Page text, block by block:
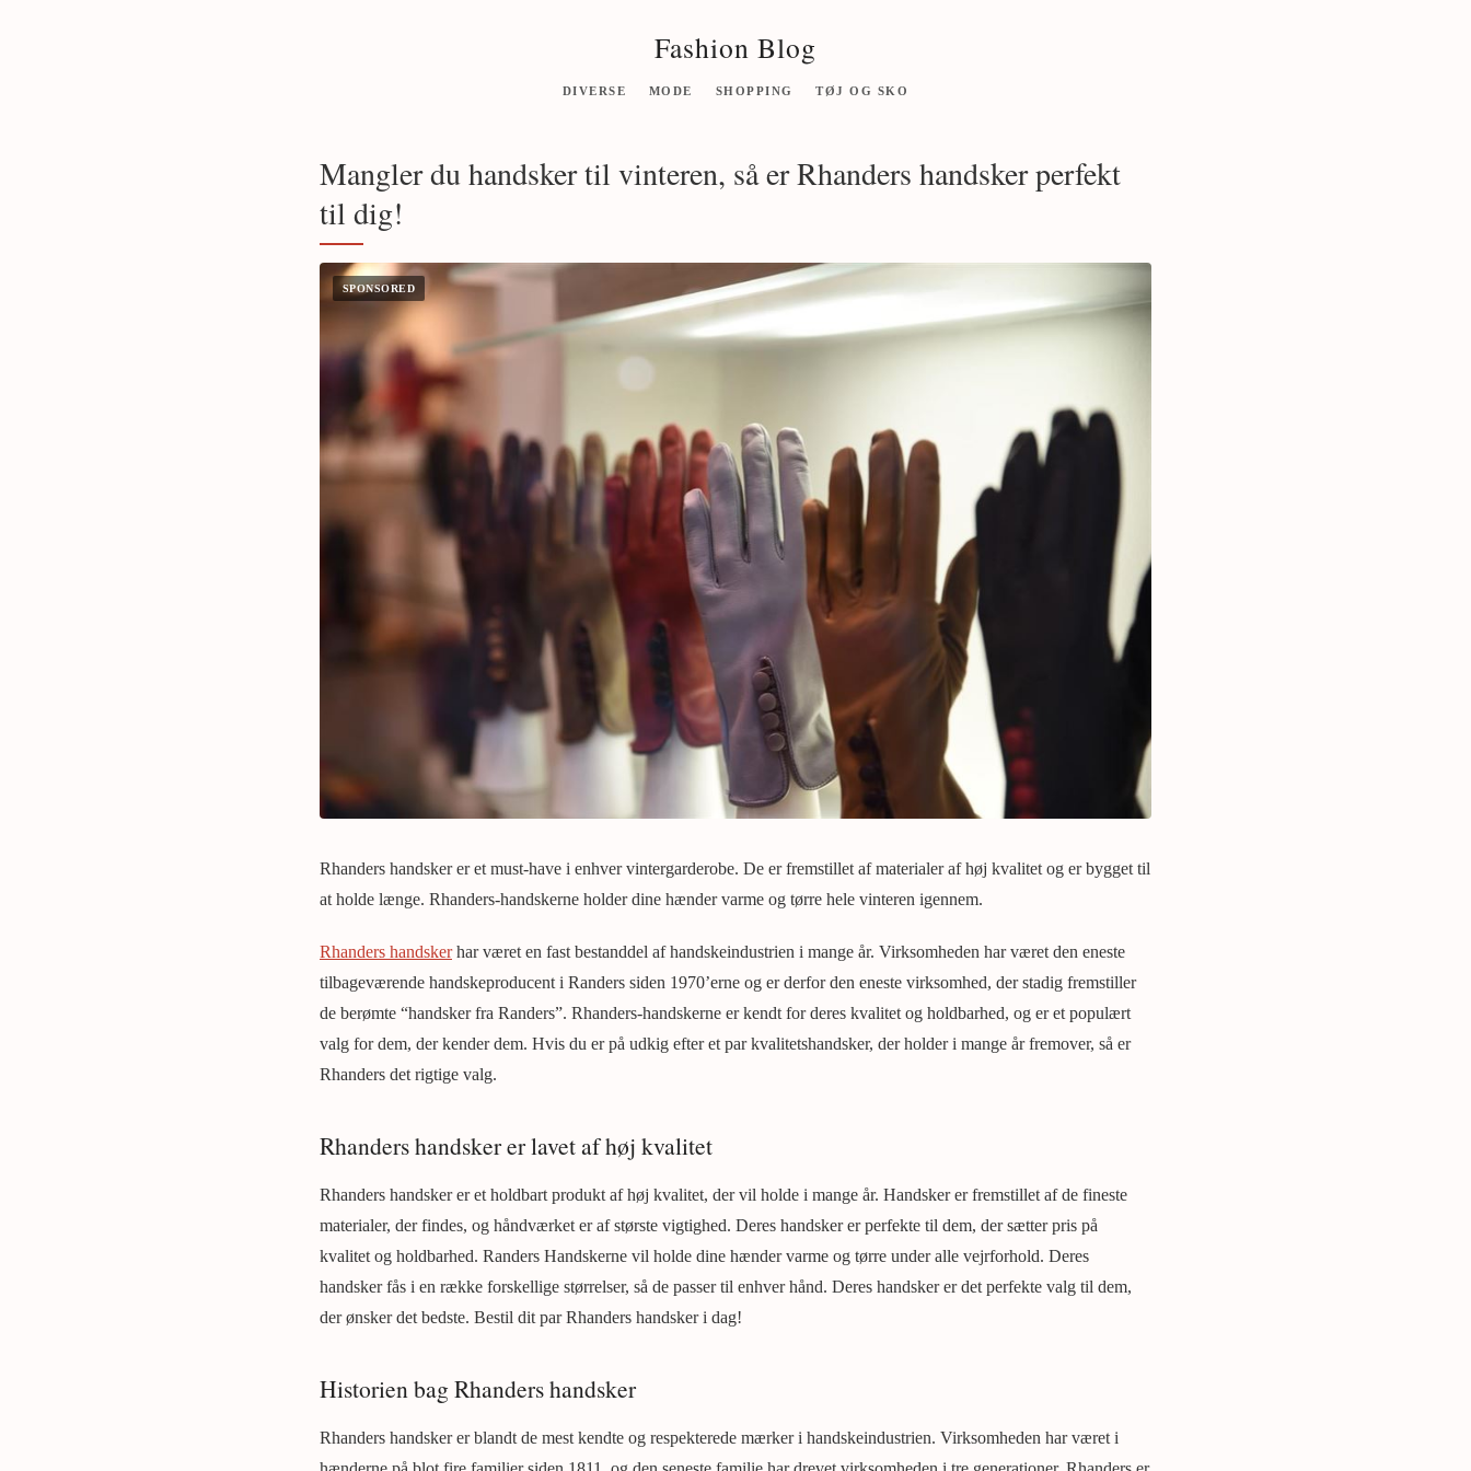
Fashion Blog
DIVERSE MODE SHOPPING TØJ OG SKO
Mangler du handsker til vinteren, så er Rhanders handsker perfekt
til dig!
Rhanders handsker er et must-have i enhver vintergarderobe. De er fremstillet af materialer af høj kvalitet og er bygget til
at holde længe. Rhanders-handskerne holder dine hænder varme og tørre hele vinteren igennem.
Rhanders handskerhar været en fast bestanddel af handskeindustrien i mange år. Virksomheden har været den eneste
tilbageværende handskeproducent i Randers siden 1970’erne og er derfor den eneste virksomhed, der stadig fremstiller
de berømte “handsker fra Randers”. Rhanders-handskerne er kendt for deres kvalitet og holdbarhed, og er et populært
valg for dem, der kender dem. Hvis du er på udkig efter et par kvalitetshandsker, der holder i mange år fremover, så er
Rhanders det rigtige valg.
Rhanders handsker er lavet af høj kvalitet
Rhanders handsker er et holdbart produkt af høj kvalitet, der vil holde i mange år. Handsker er fremstillet af de fineste
materialer, der findes, og håndværket er af største vigtighed. Deres handsker er perfekte til dem, der sætter pris på
kvalitet og holdbarhed. Randers Handskerne vil holde dine hænder varme og tørre under alle vejrforhold. Deres
handsker fås i en række forskellige størrelser, så de passer til enhver hånd. Deres handsker er det perfekte valg til dem,
der ønsker det bedste. Bestil dit par Rhanders handsker i dag!
Historien bag Rhanders handsker
Rhanders handsker er blandt de mest kendte og respekterede mærker i handskeindustrien. Virksomheden har været i